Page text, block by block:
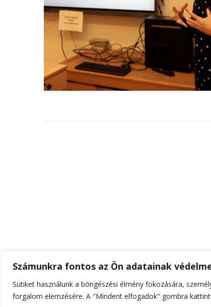
Számunkra fontos az Ön adatainak
Sütiket használunk a böngészési élmény fokozására,
forgalom elemzésére. A "Mindent elfogadok" gombra
© Szerzői jog 2026ELTE Online . Minden jog